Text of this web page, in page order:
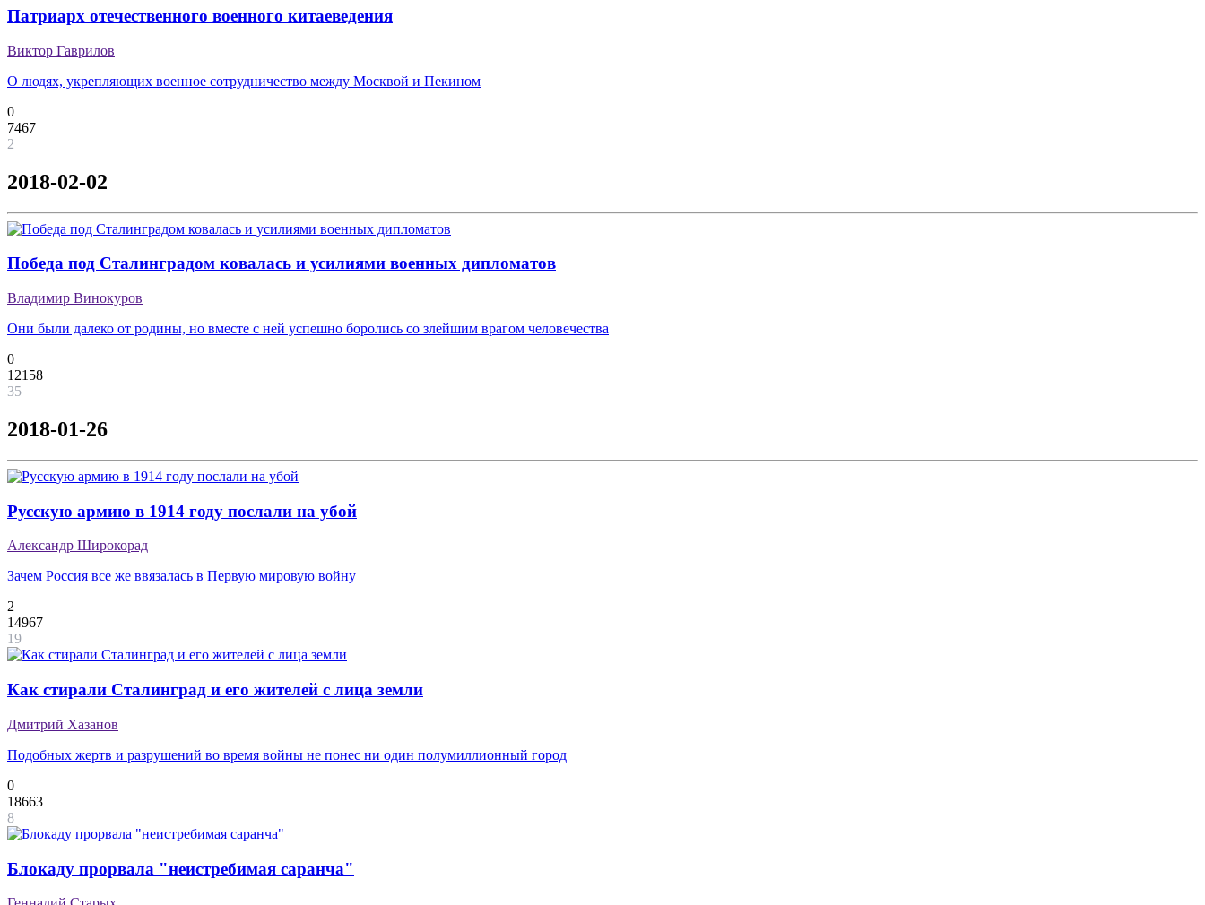
Патриарх отечественного военного китаеведения
Виктор Гаврилов
О людях, укрепляющих военное сотрудничество между Москвой и Пекином
0
7467
2
2018-02-02
Победа под Сталинградом ковалась и усилиями военных дипломатов
Владимир Винокуров
Они были далеко от родины, но вместе с ней успешно боролись со злейшим врагом человечества
0
12158
35
2018-01-26
Русскую армию в 1914 году послали на убой
Александр Широкорад
Зачем Россия все же ввязалась в Первую мировую войну
2
14967
19
Как стирали Сталинград и его жителей с лица земли
Дмитрий Хазанов
Подобных жертв и разрушений во время войны не понес ни один полумиллионный город
0
18663
8
Блокаду прорвала "неистребимая саранча"